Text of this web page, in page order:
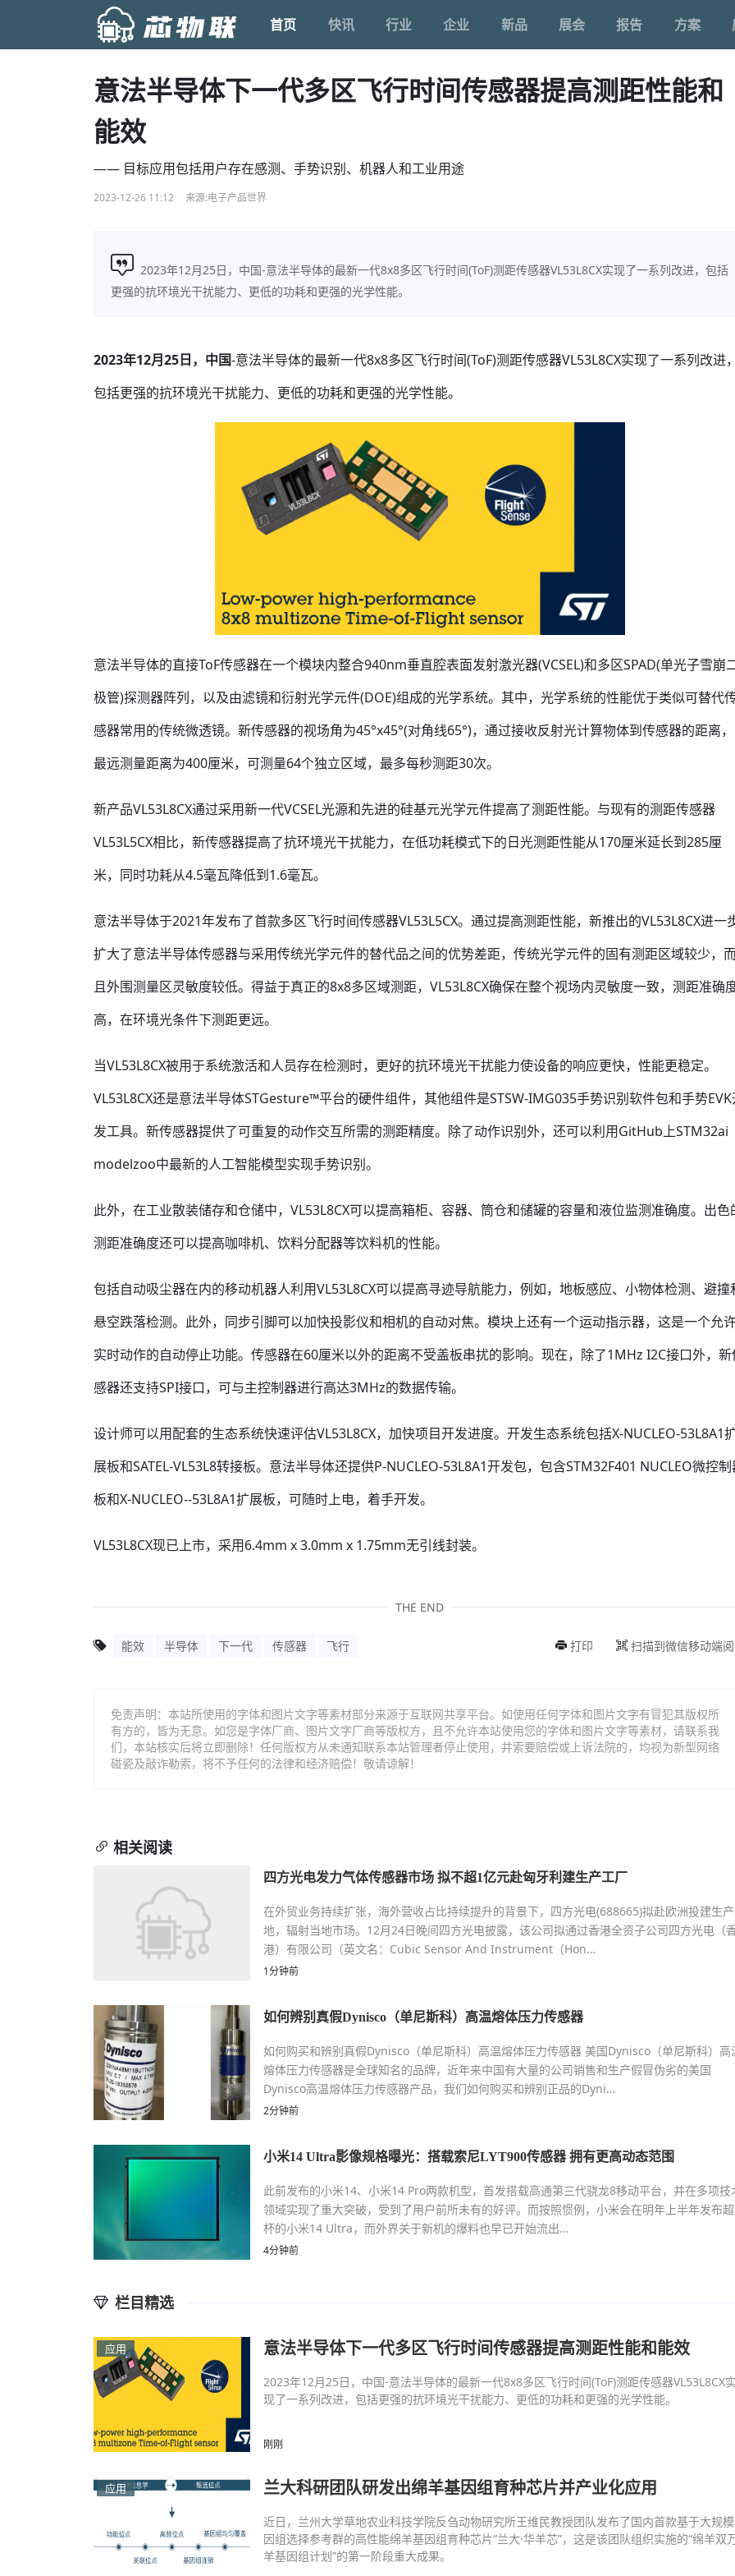
首页 快讯 行业 企业 新品 展会 报告 方案
意法半导体下一代多区飞行时间传感器提高测距性能和
能效
—— 目标应用包括用户存在感测、手势识别、机器人和工业用途
2023-12-26 11:12 来源:电子产品世界
2023年12月25日，中国-意法半导体的最新一代8x8多区飞行时间(ToF)测距传感器VL53L8CX实现了一系列改进，包括
更强的抗环境光干扰能力、更低的功耗和更强的光学性能。
2023年12月25日，中国-意法半导体的最新一代8x8多区飞行时间(ToF)测距传感器VL53L8CX实现了一系列改进
包括更强的抗环境光干扰能力、更低的功耗和更强的光学性能。
意法半导体的直接ToF传感器在一个模块内整合940nm垂直腔表面发射激光器(VCSEL)和多区SPAD(单光子雪崩
极管)探测器阵列，以及由滤镜和衍射光学元件(DOE)组成的光学系统。其中，光学系统的性能优于类似可替代
感器常用的传统微透镜。新传感器的视场角为45°x45°(对角线65°)，通过接收反射光计算物体到传感器的距离，
最远测量距离为400厘米，可测量64个独立区域，最多每秒测距30次。
新产品VL53L8CX通过采用新一代VCSEL光源和先进的硅基元光学元件提高了测距性能。与现有的测距传感器
VL53L5CX相比，新传感器提高了抗环境光干扰能力，在低功耗模式下的日光测距性能从170厘米延长到285厘
米，同时功耗从4.5毫瓦降低到1.6毫瓦。
意法半导体于2021年发布了首款多区飞行时间传感器VL53L5CX。通过提高测距性能，新推出的VL53L8CX进一
扩大了意法半导体传感器与采用传统光学元件的替代品之间的优势差距，传统光学元件的固有测距区域较少，
且外围测量区灵敏度较低。得益于真正的8x8多区域测距，VL53L8CX确保在整个视场内灵敏度一致，测距准确
高，在环境光条件下测距更远。
当VL53L8CX被用于系统激活和人员存在检测时，更好的抗环境光干扰能力使设备的响应更快，性能更稳定。
VL53L8CX还是意法半导体STGesture™平台的硬件组件，其他组件是STSW-IMG035手势识别软件包和手势EVK
发工具。新传感器提供了可重复的动作交互所需的测距精度。除了动作识别外，还可以利用GitHub上STM32ai
modelzoo中最新的人工智能模型实现手势识别。
此外，在工业散装储存和仓储中，VL53L8CX可以提高箱柜、容器、筒仓和储罐的容量和液位监测准确度。出色
测距准确度还可以提高咖啡机、饮料分配器等饮料机的性能。
包括自动吸尘器在内的移动机器人利用VL53L8CX可以提高寻迹导航能力，例如，地板感应、小物体检测、避撞
悬空跌落检测。此外，同步引脚可以加快投影仪和相机的自动对焦。模块上还有一个运动指示器，这是一个允
实时动作的自动停止功能。传感器在60厘米以外的距离不受盖板串扰的影响。现在，除了1MHz I2C接口外，新
感器还支持SPI接口，可与主控制器进行高达3MHz的数据传输。
设计师可以用配套的生态系统快速评估VL53L8CX，加快项目开发进度。开发生态系统包括X-NUCLEO-53L8A1
展板和SATEL-VL53L8转接板。意法半导体还提供P-NUCLEO-53L8A1开发包，包含STM32F401 NUCLEO微控
板和X-NUCLEO--53L8A1扩展板，可随时上电，着手开发。
VL53L8CX现已上市，采用6.4mm x 3.0mm x 1.75mm无引线封装。
THE END
能效 半导体 下一代 传感器 飞行 打印 扫描到微信移动端
免责声明：本站所使用的字体和图片文字等素材部分来源于互联网共享平台。如使用任何字体和图片文字有冒犯其版权所
有方的，皆为无意。如您是字体厂商、图片文字厂商等版权方，且不允许本站使用您的字体和图片文字等素材，请联系我
们，本站核实后将立即删除！任何版权方从未通知联系本站管理者停止使用，并索要赔偿或上诉法院的，均视为新型网络
碰瓷及敲诈勒索，将不予任何的法律和经济赔偿！敬请谅解！
相关阅读
四方光电发力气体传感器市场 拟不超1亿元赴匈牙利建生产工厂
在外贸业务持续扩张，海外营收占比持续提升的背景下，四方光电(688665)拟赴欧洲投建生
地，辐射当地市场。12月24日晚间四方光电披露，该公司拟通过香港全资子公司四方光电（
港）有限公司（英文名：Cubic Sensor And Instrument（Hon…
1分钟前
如何辨别真假Dynisco（单尼斯科）高温熔体压力传感器
如何购买和辨别真假Dynisco（单尼斯科）高温熔体压力传感器 美国Dynisco（单尼斯科）高
熔体压力传感器是全球知名的品牌，近年来中国有大量的公司销售和生产假冒伪劣的美国
Dynisco高温熔体压力传感器产品，我们如何购买和辨别正品的Dyni…
2分钟前
小米14 Ultra影像规格曝光：搭载索尼LYT900传感器 拥有更高动态范围
此前发布的小米14、小米14 Pro两款机型，首发搭载高通第三代骁龙8移动平台，并在多项技
领域实现了重大突破，受到了用户前所未有的好评。而按照惯例，小米会在明年上半年发布
杯的小米14 Ultra，而外界关于新机的爆料也早已开始流出…
4分钟前
栏目精选
应用 意法半导体下一代多区飞行时间传感器提高测距性能和能效
2023年12月25日，中国-意法半导体的最新一代8x8多区飞行时间(ToF)测距传感器VL53L8CX
现了一系列改进，包括更强的抗环境光干扰能力、更低的功耗和更强的光学性能。
刚刚
应用 兰大科研团队研发出绵羊基因组育种芯片并产业化应用
近日，兰州大学草地农业科技学院反刍动物研究所王维民教授团队发布了国内首款基于大规
因组选择参考群的高性能绵羊基因组育种芯片“兰大·华羊芯”，这是该团队组织实施的“绵羊双
羊基因组计划”的第一阶段重大成果。